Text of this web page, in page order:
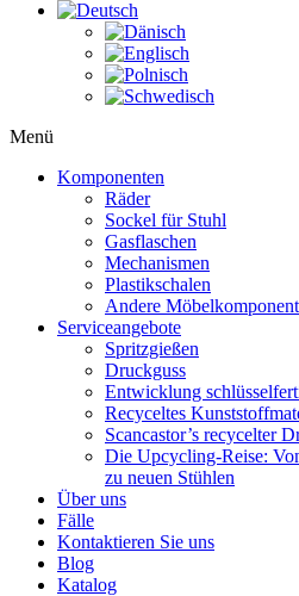
Menü
Komponenten
Räder
Sockel für Stuhl
Gasflaschen
Mechanismen
Plastikschalen
Andere
Serviceangebote
Spritzgießen
Druckguss
Entwicklung
Recyceltes
Scancastor’s recycelter
Die Upcycling-Reise:
zu neuen Stühlen
Über uns
Fälle
Kontaktieren Sie uns
Blog
Katalog